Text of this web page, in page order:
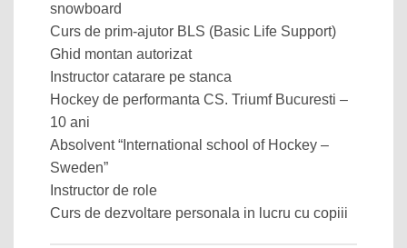
snowboard
Curs de prim-ajutor BLS (Basic Life Support)
Ghid montan autorizat
Instructor catarare pe stanca
Hockey de performanta CS. Triumf Bucuresti –
10 ani
Absolvent “International school of Hockey –
Sweden”
Instructor de role
Curs de dezvoltare personala in lucru cu copiii